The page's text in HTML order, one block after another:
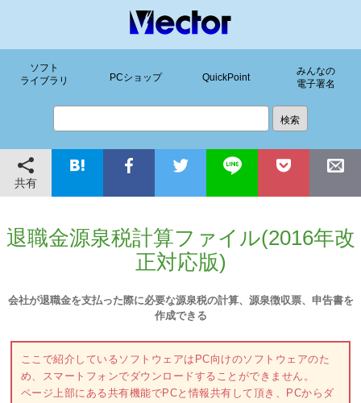
ソフト
ライブラリ
PCショップ QuickPoint
みんなの
電子署名
共有
退職金源泉税計算ファイル(2016年改
正対応版)
会社が退職金を支払った際に必要な源泉税の計算、源泉徴収票、申告書を
作成できる
ここで紹介しているソフトウェアはPC向けのソフトウェアのた
め、スマートフォンでダウンロードすることができません。
ページ上部にある共有機能でPCと情報共有して頂き、PCからダ